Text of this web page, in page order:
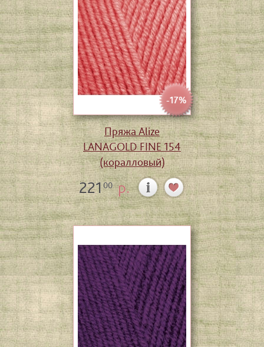
-17%
Пряжа Alize
LANAGOLD FINE 154
(коралловый)
22100р.